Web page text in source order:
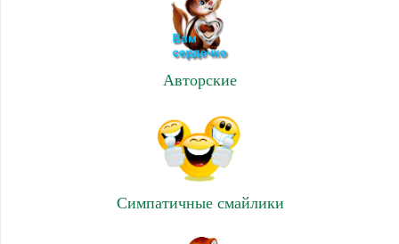
Авторские
Симпатичные смайлики